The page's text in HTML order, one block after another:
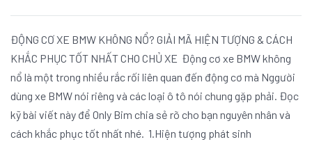
ĐỘNG CƠ XE BMW KHÔNG NỔ? GIẢI MÃ HIỆN TƯỢNG & CÁCH
KHẮC PHỤC TỐT NHẤT CHO CHỦ XE Động cơ xe BMW không
nổ là một trong nhiều rắc rối liên quan đến động cơ mà Nggười
dùng xe BMW nói riêng và các loại ô tô nói chung gặp phải. Đọc
kỹ bài viết này để Only Bim chia sẻ rõ cho bạn nguyên nhân và
cách khắc phục tốt nhất nhé. 1.Hiện tượng phát sinh